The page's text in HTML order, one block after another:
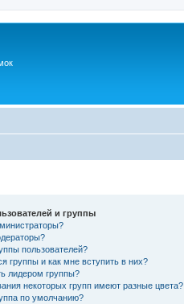
и группы
пользователей?
группы и как мне вступить в них?
лидером группы?
некоторых групп имеют разные цвета?
по умолчанию?